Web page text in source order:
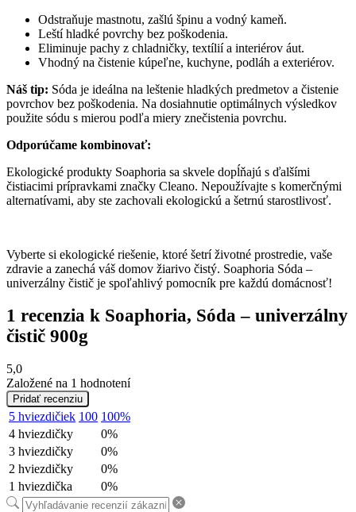
Odstraňuje mastnotu, zašlú špinu a vodný kameň.
Leští hladké povrchy bez poškodenia.
Eliminuje pachy z chladničky, textílií a interiérov áut.
Vhodný na čistenie kúpeľne, kuchyne, podláh a exteriérov.
Náš tip: Sóda je ideálna na leštenie hladkých predmetov a čistenie
povrchov bez poškodenia. Na dosiahnutie optimálnych výsledkov
použite sódu s mierou podľa miery znečistenia povrchu.
Odporúčame kombinovať:
Ekologické produkty Soaphoria sa skvele dopĺňajú s ďalšími
čistiacimi prípravkami značky Cleano. Nepoužívajte s komerčnými
alternatívami, aby ste zachovali ekologickú a šetrnú starostlivosť.
Vyberte si ekologické riešenie, ktoré šetrí životné prostredie, vaše
zdravie a zanechá váš domov žiarivo čistý. Soaphoria Sóda –
univerzálny čistič je spoľahlivý pomocník pre každú domácnosť!
1 recenzia k Soaphoria, Sóda – univerzálny
čistič 900g
5,0
Založené na 1 hodnotení
Pridať recenziu
5 hviezdičiek 100 100%
4 hviezdičky
0%
3 hviezdičky
0%
2 hviezdičky
0%
1 hviezdička
0%